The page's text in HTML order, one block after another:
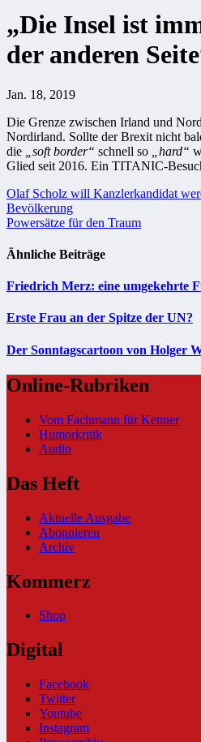
„Die Insel ist
der anderen
Jan. 18, 2019
Die Grenze zwischen Irland und
Nordirland. Sollte der Brexit nicht
die
„soft border“ schnell so „hard“
Glied seit 2016. Ein TITANIC-
Beitragsnavigation
Olaf Scholz will Kanzlerkandidat
Bevölkerung
Powersätze für den Traum
Ähnliche Beiträge
Friedrich Merz: eine umgekehrte
Erste Frau an der Spitze der UN?
Der Sonntagscartoon von Holger
Online-Rubriken
Vom Fachmann für Kenner
Humorkritik
Audio
Das Heft
Aktuelle Ausgabe
Abonnieren
Archiv
Kommerz
Shop
Digital
Facebook
Twitter
Youtube
Instagram